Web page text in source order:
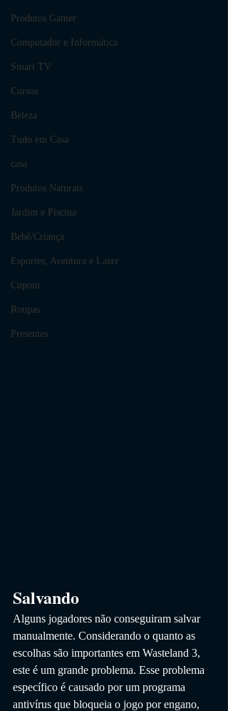
Produtos Gamer
Computador e Informática
Smart TV
Cursos
Beleza
Tudo em Casa
casa
Produtos Naturais
Jardim e Piscina
Bebê/Criança
Esportes, Aventura e Lazer
Cupom
Roupas
Presentes
Salvando
Alguns jogadores não conseguiram salvar
manualmente. Considerando o quanto as
escolhas são importantes em Wasteland 3,
este é um grande problema. Esse problema
específico é causado por um programa
antivírus que bloqueia o jogo por engano,